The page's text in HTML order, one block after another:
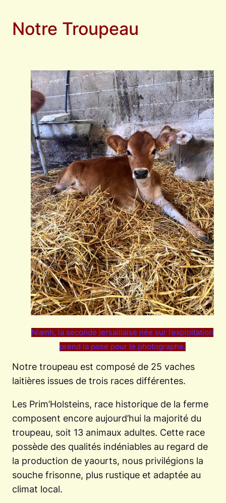
Notre Troupeau
Niamh, la seconde jersaillaise née sur l’exploitation
prend la pose pour le photographe.
Notre troupeau est composé de 25 vaches
laitières issues de trois races différentes.
Les Prim’Holsteins, race historique de la ferme
composent encore aujourd’hui la majorité du
troupeau, soit 13 animaux adultes. Cette race
possède des qualités indéniables au regard de
la production de yaourts, nous privilégions la
souche frisonne, plus rustique et adaptée au
climat local.